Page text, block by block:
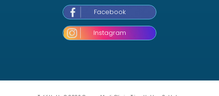
Facebook
Instagram